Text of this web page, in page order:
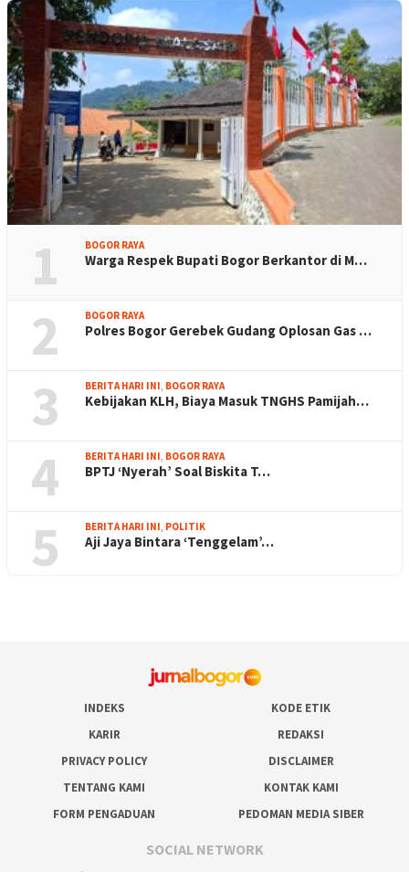
1 BOGOR RAYA
Warga Respek Bupati Bogor Berkantor di M…
2 BOGOR RAYA
Polres Bogor Gerebek Gudang Oplosan Gas …
3 BERITA HARI INI BOGOR RAYA
Kebijakan KLH, Biaya Masuk TNGHS Pamijah…
4 BERITA HARI INI BOGOR RAYA
BPTJ ‘Nyerah’ Soal Biskita T…
5 BERITA HARI INI POLITIK
Aji Jaya Bintara ‘Tenggelam’…
INDEKS
KODE ETIK
KARIR
REDAKSI
PRIVACY POLICY
DISCLAIMER
TENTANG KAMI
KONTAK KAMI
FORM PENGADUAN
PEDOMAN MEDIA SIBER
SOCIAL NETWORK